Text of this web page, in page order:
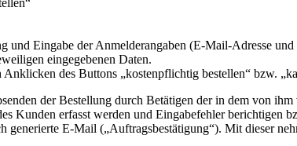
und Eingabe der Anmelderangaben (E-Mail-Adresse und
eingegebenen Daten.
des Buttons „kostenpflichtig bestellen“ bzw.
der Bestellung durch Betätigen der in dem von
Kunden erfasst werden und Eingabefehler
generierte E-Mail („Auftragsbestätigung“). Mit dieser